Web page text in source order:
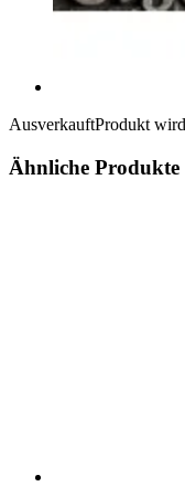
AusverkauftProdukt
Ähnliche Produkte